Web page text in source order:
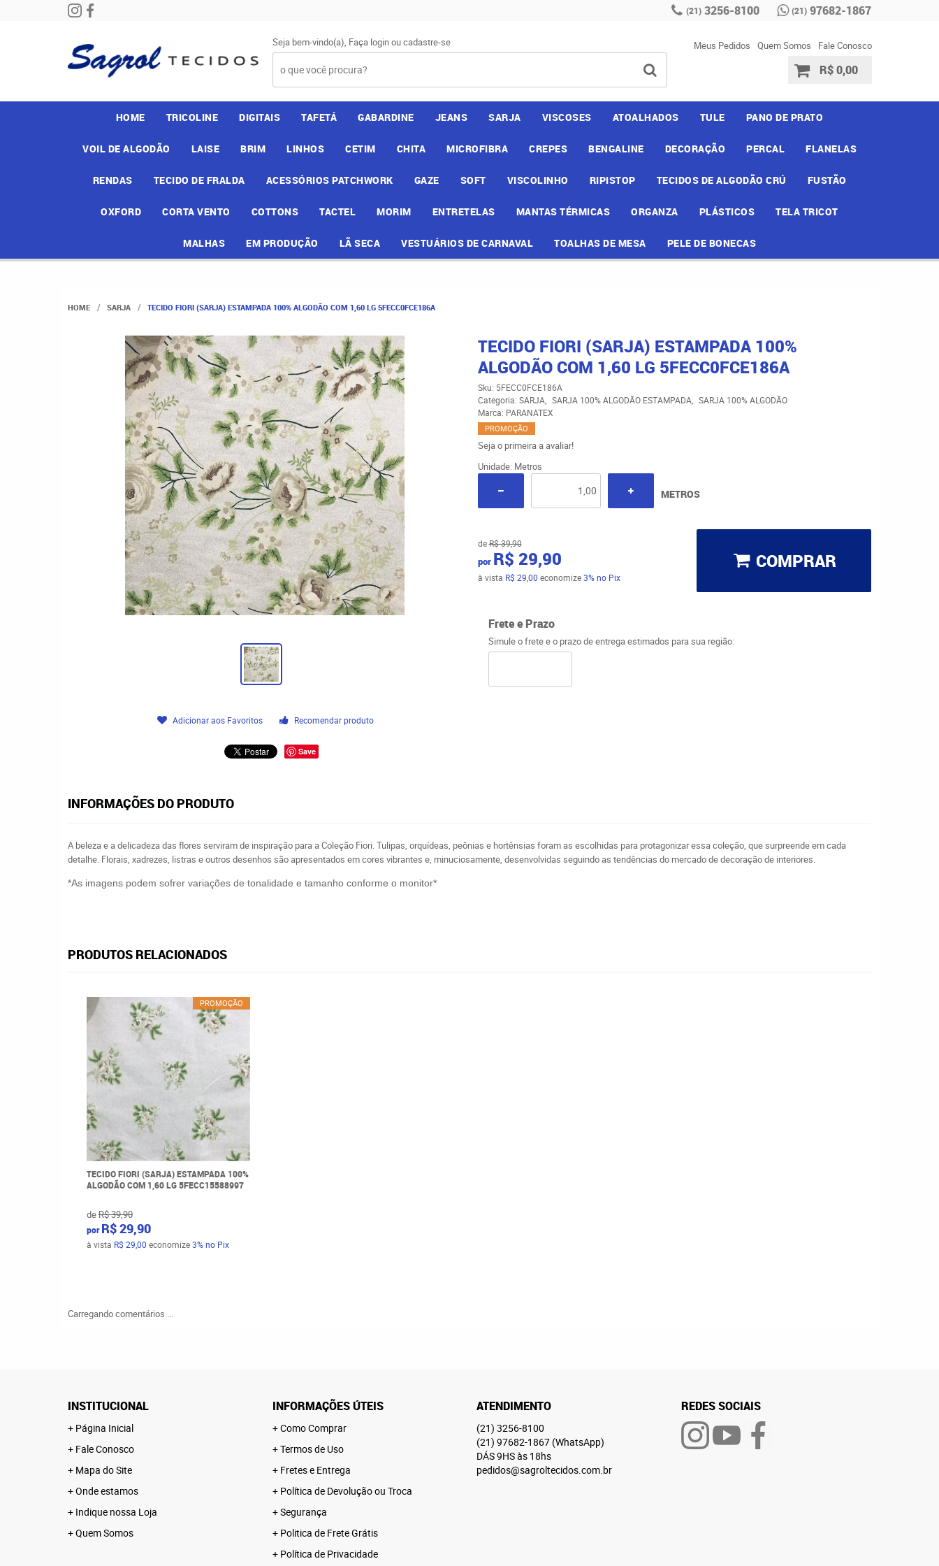
(21) 3256-8100 (21) 97682-1867
Seja bem-vindo(a), Faça loginoucadastre-se Meus Pedidos Quem Somos Fale Conosco
R$ 0,00
HOME TRICOLINE DIGITAIS TAFETÁ GABARDINE JEANS SARJA VISCOSES ATOALHADOS TULE PANO DE PRATO
VOIL DE ALGODÃO LAISE BRIM LINHOS CETIM CHITA MICROFIBRA CREPES BENGALINE DECORAÇÃO PERCAL FLANELAS
RENDAS TECIDO DE FRALDA ACESSÓRIOS PATCHWORK GAZE SOFT VISCOLINHO RIPISTOP TECIDOS DE ALGODÃO CRÚ FUSTÃO
OXFORD CORTA VENTO COTTONS TACTEL MORIM ENTRETELAS MANTAS TÉRMICAS ORGANZA PLÁSTICOS TELA TRICOT
MALHAS EM PRODUÇÃO LÃ SECA VESTUÁRIOS DE CARNAVAL TOALHAS DE MESA PELE DE BONECAS
HOME SARJA TECIDO FIORI (SARJA) ESTAMPADA 100% ALGODÃO COM 1,60 LG 5FECC0FCE186A
Adicionar aos Favoritos Recomendar produto
Save
TECIDO FIORI (SARJA) ESTAMPADA 100%
ALGODÃO COM 1,60 LG 5FECC0FCE186A
Sku: 5FECC0FCE186A
Categoria: SARJA SARJA 100% ALGODÃO ESTAMPADA
SARJA 100% ALGODÃO
Marca: PARANATEX
PROMOÇÃO
Seja o primeira a avaliar!
Unidade: Metros
METROS
deR$ 39,90
por R$ 29,90
à vista R$ 29,00 economize3% no Pix
COMPRAR
Frete e Prazo
Simule o frete e o prazo de entrega estimados para sua região:
INFORMAÇÕES DO PRODUTO
A beleza e a delicadeza das flores serviram de inspiração para a Coleção Fiori. Tulipas, orquídeas, peônias e hortênsias foram as escolhidas para protagonizar essa coleção, que surpreende em cada
detalhe. Florais, xadrezes, listras e outros desenhos são apresentados em cores vibrantes e, minuciosamente, desenvolvidas seguindo as tendências do mercado de decoração de interiores.
*As imagens podem sofrer variações de tonalidade e tamanho conforme o monitor*
PRODUTOS RELACIONADOS
PROMOÇÃO
TECIDO FIORI (SARJA) ESTAMPADA 100%
ALGODÃO COM 1,60 LG 5FECC15588997
deR$ 39,90
por R$ 29,90
à vista R$ 29,00 economize3% no Pix
Carregando comentários ...
INSTITUCIONAL
Página Inicial
Fale Conosco
Mapa do Site
Onde estamos
Indique nossa Loja
Quem Somos
INFORMAÇÕES ÚTEIS
Como Comprar
Termos de Uso
Fretes e Entrega
Política de Devolução ou Troca
Segurança
Politica de Frete Grátis
Política de Privacidade
ATENDIMENTO
(21) 3256-8100
(21) 97682-1867 (WhatsApp)
DÁS 9HS às 18hs
pedidos@sagroltecidos.com.br
REDES SOCIAIS